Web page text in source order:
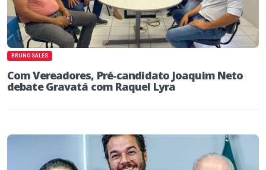
BRUNO SALES
Com Vereadores, Pré-candidato Joaquim Neto
debate Gravatá com Raquel Lyra